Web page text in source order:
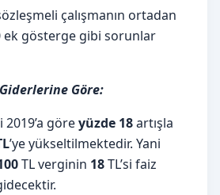
çalışmanın ortadan
ek gösterge gibi sorunlar
Göre:
göreyüzde 18artışla
’ye yükseltilmektedir. Yani
TL verginin 18TL’si faiz